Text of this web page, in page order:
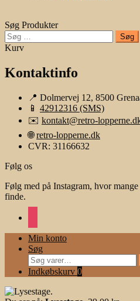
Søg Produkter
Søg
efter:
Kurv
Kontaktinfo
📍 Dolmervej 12, 8500
📱 42912316 (SMS)
✉️ kontakt@retro-
🌐retro-lopperne.dk
CVR: 31166632
Følg os
Følg med på Instagram, hvor
finde.
Min konto
Søg
Søg
efter:
Indkøbskurv 0